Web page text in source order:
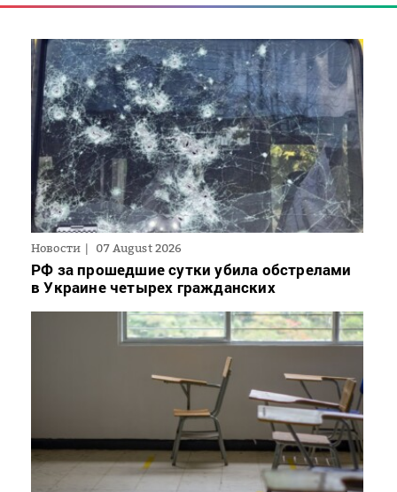
Новости 07 August 2026
РФ за прошедшие сутки убила обстрелами
в Украине четырех гражданских